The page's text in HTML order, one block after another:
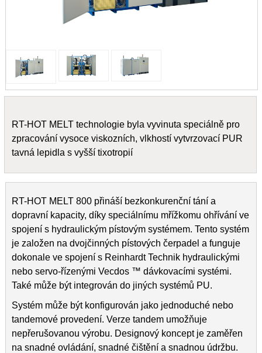
RT-HOT MELT technologie byla vyvinuta speciálně pro
zpracování vysoce viskozních, vlkhostí vytvrzovací PUR
tavná lepidla s vyšší tixotropií
RT-HOT MELT 800 přináší bezkonkurenční tání a
dopravní kapacity, díky speciálnímu mřížkomu ohřívání ve
spojení s hydraulickým pístovým systémem. Tento systém
je založen na dvojčinných pístových čerpadel a funguje
dokonale ve spojení s Reinhardt Technik hydraulickými
nebo servo-řízenými Vecdos ™ dávkovacími systémi.
Také může být integrován do jiných systémů PU.
Systém může být konfigurován jako jednoduché nebo
tandemové provedení. Verze tandem umožňuje
nepřerušovanou výrobu. Designový koncept je zaměřen
na snadné ovládání, snadné čištění a snadnou údržbu.